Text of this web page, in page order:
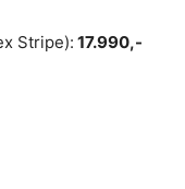
Stripe): 17.990,-